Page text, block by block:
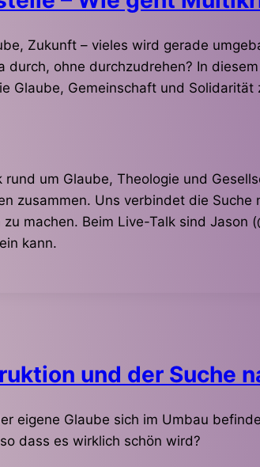
Zukunft – vieles wird gerade
durch, ohne durchzudrehen? In
Glaube, Gemeinschaft und
um Glaube, Theologie und
zusammen. Uns verbindet die
machen. Beim Live-Talk sind Jason
kann.
und der Suche
eigene Glaube sich im Umbau
dass es wirklich schön wird?